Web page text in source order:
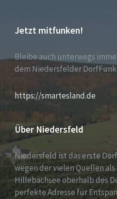
Jetzt mitfunken!
Bleibe auch unterwegs
dem Niedersfelder
https://smartesland.de
Über Niedersfeld
Niedersfeld ist das erste
wegen der vielen Quellen
Hillebachsee oberhalb des
perfekte Adresse für